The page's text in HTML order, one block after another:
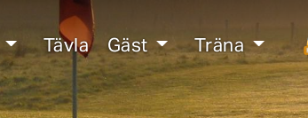
Tävla Gäst Träna